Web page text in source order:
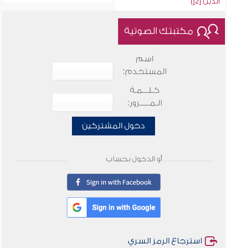
مكتبتك الصوتية
اسم
المستخدم:
كـلـــمـة
الـمـــــرور:
دخول المشتركين
أو الدخول بحساب
استرجاع الرمز السري